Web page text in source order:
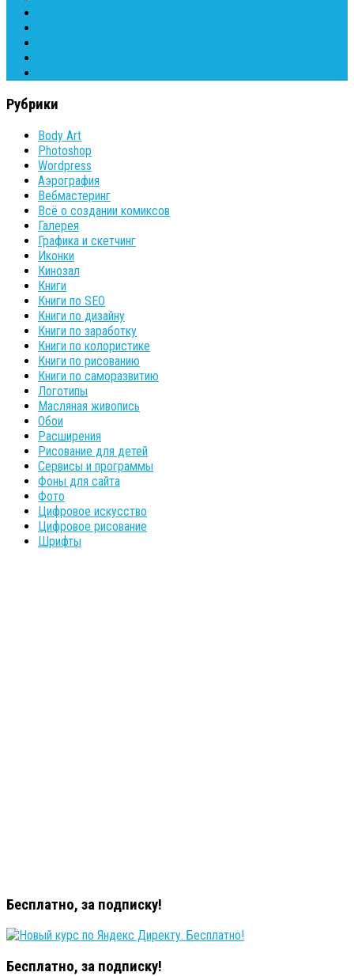
Рубрики
Body Art
Photoshop
Wordpress
Аэрография
Вебмастеринг
Всё о создании комиксов
Галерея
Графика и скетчинг
Иконки
Кинозал
Книги
Книги по SEO
Книги по дизайну
Книги по заработку
Книги по колористике
Книги по рисованию
Книги по саморазвитию
Логотипы
Масляная живопись
Обои
Расширения
Рисование для детей
Сервисы и программы
Фоны для сайта
Фото
Цифровое искусство
Цифровое рисование
Шрифты
Бесплатно, за подписку!
Бесплатно, за подписку!